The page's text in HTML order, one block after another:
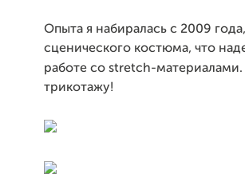
Опыта я набиралась с 2009
сценического костюма, что
работе со stretch-
трикотажу!